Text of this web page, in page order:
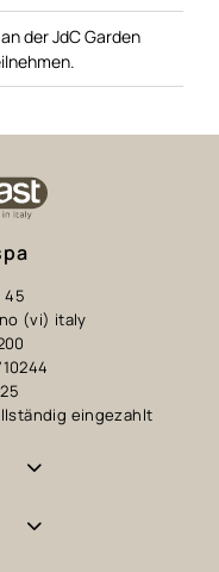
der JdC Garden
45
(vi) italy
eingezahlt